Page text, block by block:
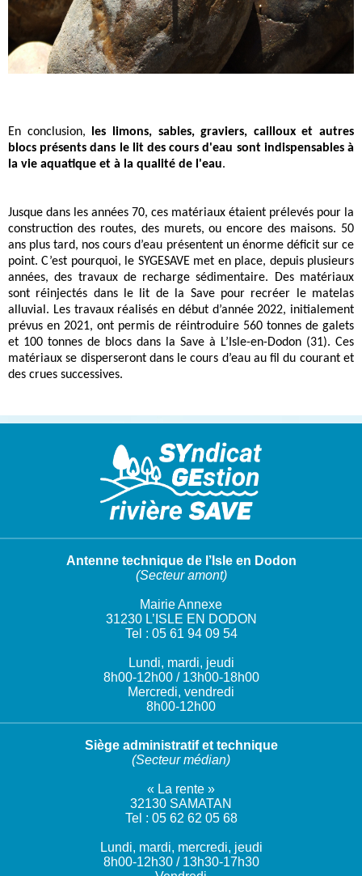
En conclusion, les limons, sables, graviers, cailloux et autres
blocs présents dans le lit des cours d'eau sont indispensables à
la vie aquatique et à la qualité de l'eau.
Jusque dans les années 70, ces matériaux étaient prélevés pour la
construction des routes, des murets, ou encore des maisons. 50
ans plus tard, nos cours d’eau présentent un énorme déficit sur ce
point. C’est pourquoi, le SYGESAVE met en place, depuis plusieurs
années, des travaux de recharge sédimentaire. Des matériaux
sont réinjectés dans le lit de la Save pour recréer le matelas
alluvial. Les travaux réalisés en début d’année 2022, initialement
prévus en 2021, ont permis de réintroduire 560 tonnes de galets
et 100 tonnes de blocs dans la Save à L’Isle-en-Dodon (31). Ces
matériaux se disperseront dans le cours d’eau au fil du courant et
des crues successives.
Antenne technique de l’Isle en Dodon
(Secteur amont)
Mairie Annexe
31230 L’ISLE EN DODON
Tel : 05 61 94 09 54
Lundi, mardi, jeudi
8h00-12h00 / 13h00-18h00
Mercredi, vendredi
8h00-12h00
Siège administratif et technique
(Secteur médian)
« La rente »
32130 SAMATAN
Tel : 05 62 62 05 68
Lundi, mardi, mercredi, jeudi
8h00-12h30 / 13h30-17h30